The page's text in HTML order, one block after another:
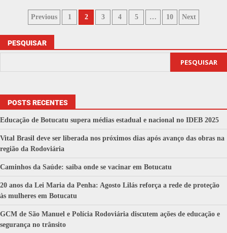
Previous 1 2 3 4 5 … 10 Next
PESQUISAR
PESQUISAR
POSTS RECENTES
Educação de Botucatu supera médias estadual e nacional no IDEB 2025
Vital Brasil deve ser liberada nos próximos dias após avanço das obras na
região da Rodoviária
Caminhos da Saúde: saiba onde se vacinar em Botucatu
20 anos da Lei Maria da Penha: Agosto Lilás reforça a rede de proteção
às mulheres em Botucatu
GCM de São Manuel e Polícia Rodoviária discutem ações de educação e
segurança no trânsito